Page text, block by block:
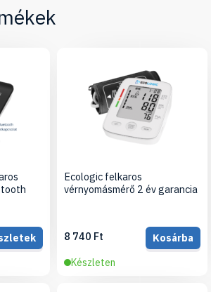
Ecologic felkaros
vérnyomásmérő 2 év garancia
8 740 Ft
Kosárba
Készleten